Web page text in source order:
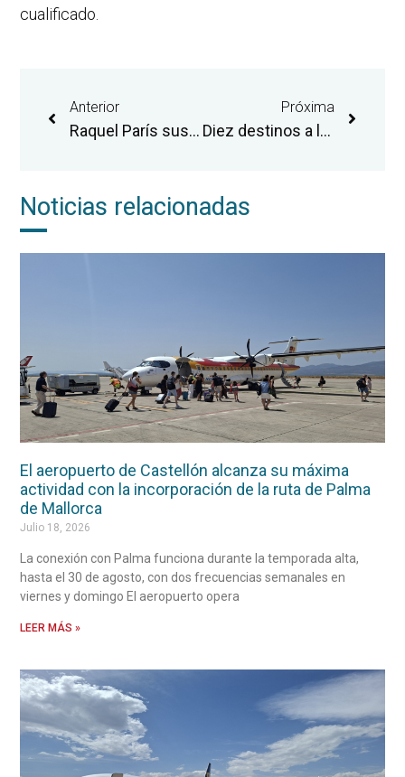
cualificado.
Anterior
Raquel París sustituirá a Justo Vellón en la dirección general del Aeropuerto de Castellón
Próxima
Diez destinos a los que volar desde Castellón para vivir una Semana Santa diferente
Noticias relacionadas
El aeropuerto de Castellón alcanza su máxima
actividad con la incorporación de la ruta de Palma
de Mallorca
Julio 18, 2026
La conexión con Palma funciona durante la temporada alta,
hasta el 30 de agosto, con dos frecuencias semanales en
viernes y domingo El aeropuerto opera
LEER MÁS »